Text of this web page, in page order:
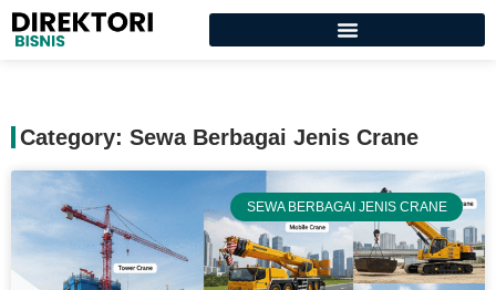
Category: Sewa Berbagai Jenis Crane
SEWA BERBAGAI JENIS CRANE